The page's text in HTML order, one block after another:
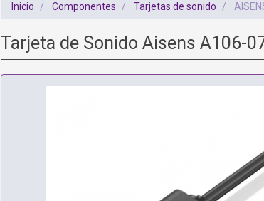
Inicio Componentes Tarjetas de sonido
Tarjeta de Sonido Aisens A106-